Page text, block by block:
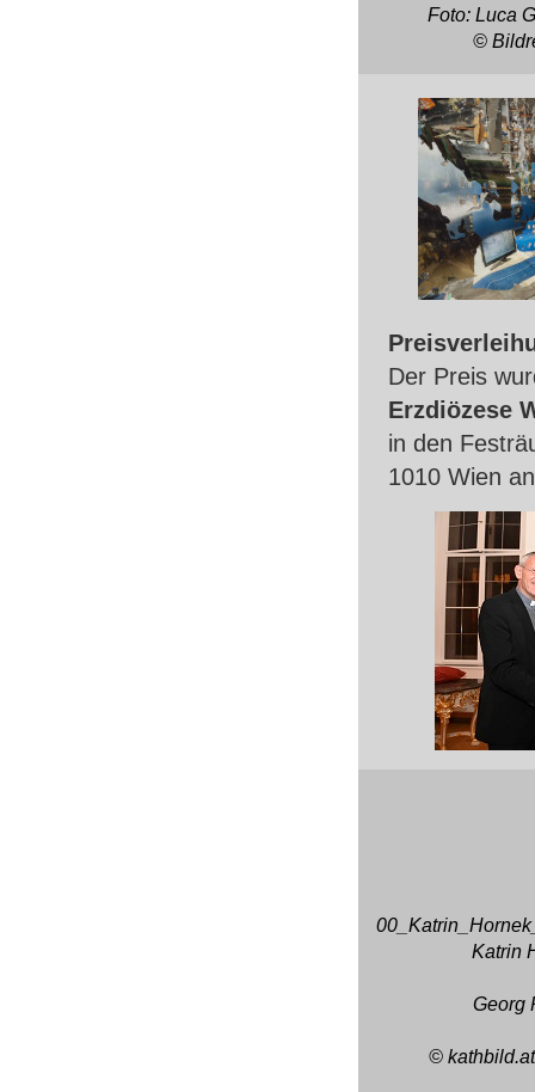
Foto: Luca
©
Der Preis
Erzdiözese
in den
1010 Wien
Katrin
Georg
©